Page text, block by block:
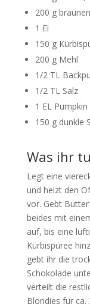
200 g
1 Ei
150 g
200 g Mehl
1/2 TL
1/2 TL Salz
1 EL
150 g dunkle
Was ihr
Legt eine
und heizt den
vor. Gebt
beides mit
auf, bis eine
Kürbispüree
gebt ihr die
Schokolade
verteilt die
Blondies für ca.